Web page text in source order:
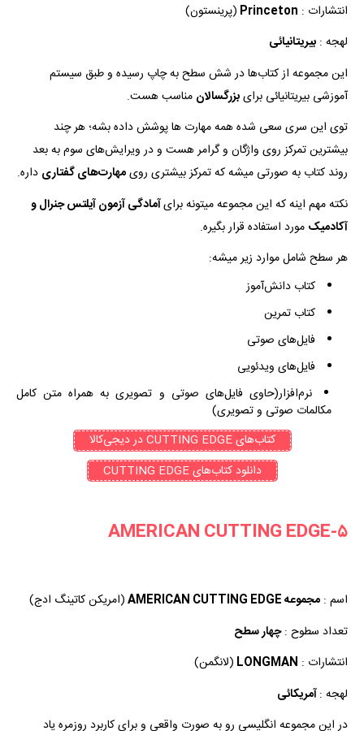
انتشارات : Princeton (پرینستون)
لهجه : بیریتانیائی
این مجموعه از کتاب‌ها در شش سطح به چاپ رسیده و طبق سیستم
آموزشی بیریتانیائی برایبزرگسالان مناسب هست.
توی این سری سعی شده همه مهارت ها پوشش داده بشه؛ هر چند
بیشترین تمرکز روی واژگان و گرامر هست و در ویرایش‌های سوم به بعد
روند کتاب به صورتی میشه که تمرکز بیشتری رویمهارت‌های گفتاری داره.
نکته مهم اینه که این مجموعه میتونه برایآمادگی آزمون آیلتس جنرال و
آکادمیک مورد استفاده قرار بگیره.
هر سطح شامل موارد زیر میشه:
کتاب دانش‌آموز
کتاب تمرین
فایل‌های صوتی
فایل‌های ویدئویی
نرم‌افزار(حاوی فایل‌های صوتی و تصویری به همراه متن کامل
مکالمات صوتی و تصویری)
کتاب‌های CUTTING EDGE در دیجی‌کالا
دانلود کتاب‌های CUTTING EDGE
۵-AMERICAN CUTTING EDGE
اسم : مجموعه AMERICAN CUTTING EDGE
(امریکن کاتینگ ادج)
تعداد سطوح :چهار سطح
انتشارات : LONGMAN (لانگمن)
لهجه :آمریکائی
در این مجموعه انگلیسی رو به صورت واقعی و برای کاربرد روزمره یاد